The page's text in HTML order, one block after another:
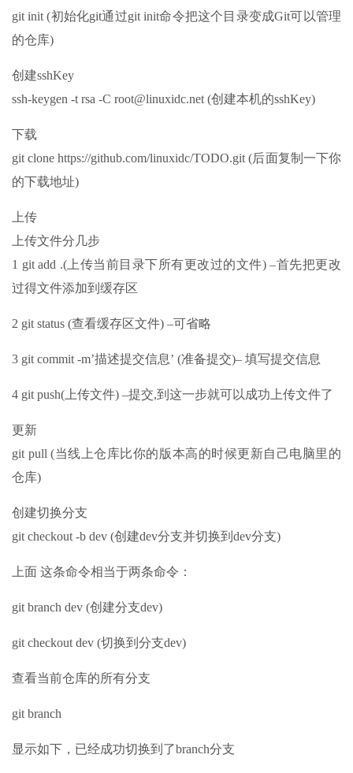
git init (初始化git通过git init命令把这个目录变成Git可以管理
的仓库)
创建sshKey
ssh-keygen -t rsa -C root@linuxidc.net (创建本机的sshKey)
下载
git clone https://github.com/linuxidc/TODO.git (后面复制一下你
的下载地址)
上传
上传文件分几步
1 git add .(上传当前目录下所有更改过的文件) –首先把更改
过得文件添加到缓存区
2 git status (查看缓存区文件) –可省略
3 git commit -m’描述提交信息’ (准备提交)– 填写提交信息
4 git push(上传文件) –提交,到这一步就可以成功上传文件了
更新
git pull (当线上仓库比你的版本高的时候更新自己电脑里的
仓库)
创建切换分支
git checkout -b dev (创建dev分支并切换到dev分支)
上面 这条命令相当于两条命令：
git branch dev (创建分支dev)
git checkout dev (切换到分支dev)
查看当前仓库的所有分支
git branch
显示如下，已经成功切换到了branch分支